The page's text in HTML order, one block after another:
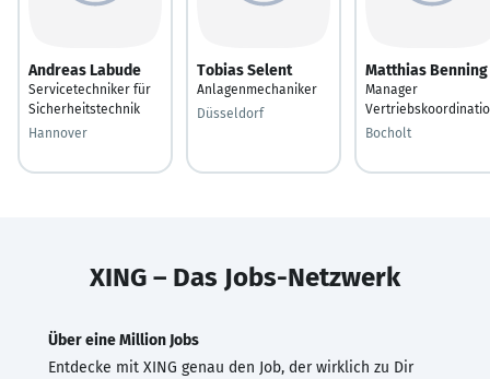
Andreas Labude
Servicetechniker für
Sicherheitstechnik
Hannover
Tobias Selent
Anlagenmechaniker
Düsseldorf
Matthias Benning
Manager
Bocholt
XING – Das Jobs-Netzwerk
Über eine Million Jobs
Entdecke mit XING genau den Job, der wirklich zu Dir